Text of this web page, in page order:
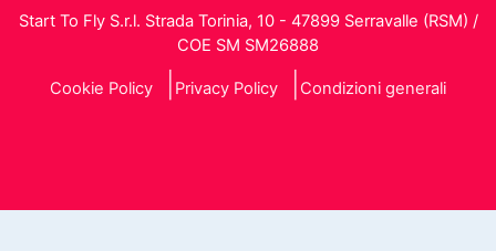
Start To Fly S.r.l. Strada Torinia, 10 - 47899 Serravalle (RSM) /
COE SM SM26888
Cookie Policy Privacy Policy Condizioni generali